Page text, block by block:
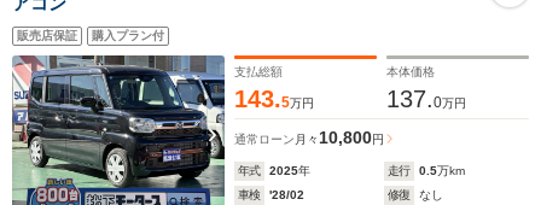
販売店保証 購入プラン付
支払総額
143.5万円
本体価格
137.0万円
通常ローン 月々10,800円
年式 2025年 走行 0.5万km
車検
'28/02 修復
なし